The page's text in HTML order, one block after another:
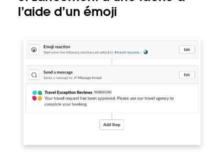
l’aide d’un émoji